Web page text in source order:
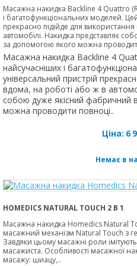
Масажна накидка Backline 4 Quattro
і багатофункціональних моделей.
прекрасно підійде для
автомобілі. Накидка представляє
за допомогою якого можна
Масажна накидка Backline 4
найсучасніших і
універсальний пристрій
вдома, на роботі або ж в
собою дуже якісний фабричний
можна проводити повноці..
Ціна: 6
Немає в
HOMEDICS NATURAL TOUCH 2 В 1
Масажна накидка Homedics Natural
масажний механізм Natural Touch з
Завдяки цьому масажні роли
масажиста. Особливості масажної
масажу: шиацу,..